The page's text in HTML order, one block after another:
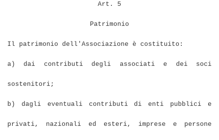
Art. 5
Patrimonio
Il patrimonio dell'Associazione è costituito:
a) dai contributi degli associati e dei soci
sostenitori;
b) dagli eventuali contributi di enti pubblici e
privati, nazionali ed esteri, imprese e persone